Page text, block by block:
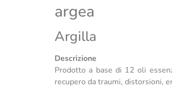
argea
Argilla
Descrizione
Prodotto a base di 12 oli
recupero da traumi, distorsioni,